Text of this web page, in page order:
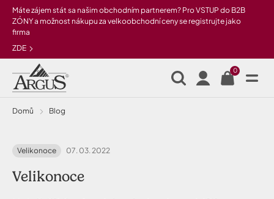
Přeskočit na hlavní obsah
Máte zájem stát sa našim obchodním partnerem? Pro VSTUP do B2B
ZÓNY a možnost nákupu za velkoobchodní ceny se registrujte jako
firma
ZDE
0
Domů Blog
Velikonoce 07. 03. 2022
Velikonoce